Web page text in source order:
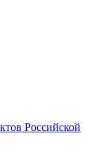
Российской